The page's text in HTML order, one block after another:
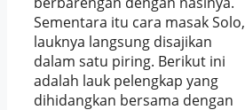
Sementara itu cara masak Solo,
lauknya langsung disajikan
dalam satu piring. Berikut ini
adalah lauk pelengkap yang
dihidangkan bersama dengan